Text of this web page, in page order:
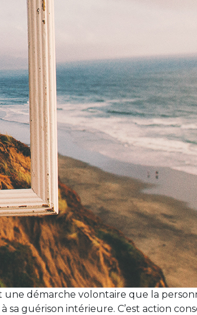
une démarche volontaire que la
guérison intérieure. C’est action